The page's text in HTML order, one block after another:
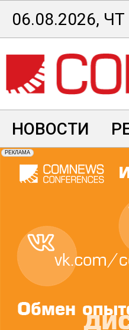
Перейти
к
основному
содержанию
06.08.2026, ЧТ
НОВОСТИ